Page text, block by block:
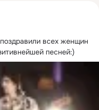
всех женщин
песней:)